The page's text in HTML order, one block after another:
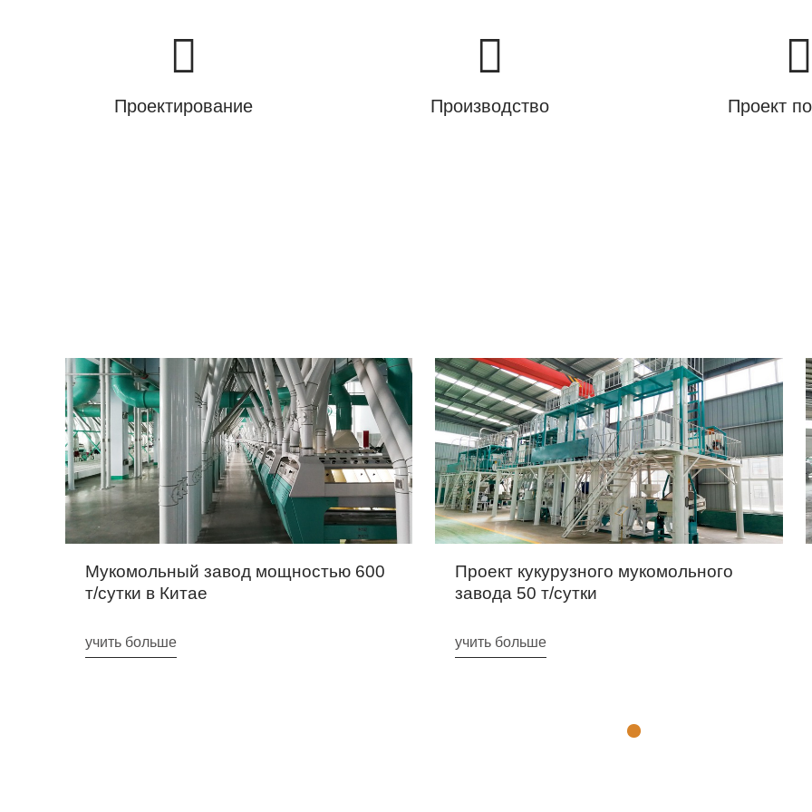
Проектирование Производство Проект
Мукомольный завод мощностью 600
т/сутки в Китае
учить больше
Проект кукурузного мукомольного
завода 50 т/сутки
учить больше